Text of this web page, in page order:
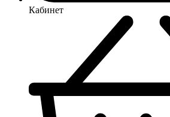
Кабинет